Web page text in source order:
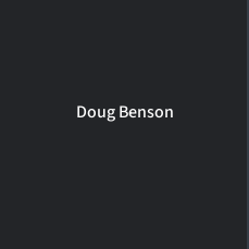
Doug Benson